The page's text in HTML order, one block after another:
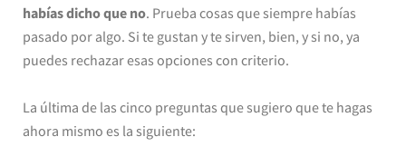
habías dicho que no. Prueba cosas que siempre habías
pasado por algo. Si te gustan y te sirven, bien, y si no, ya
puedes rechazar esas opciones con criterio.
La última de las cinco preguntas que sugiero que te hagas
ahora mismo es la siguiente: